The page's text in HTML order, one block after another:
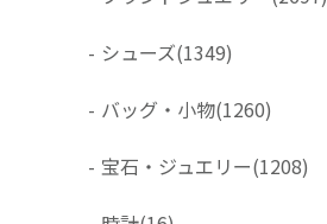
- シューズ(1349)
- バッグ・小物(1260)
- 宝石・ジュエリー(1208)